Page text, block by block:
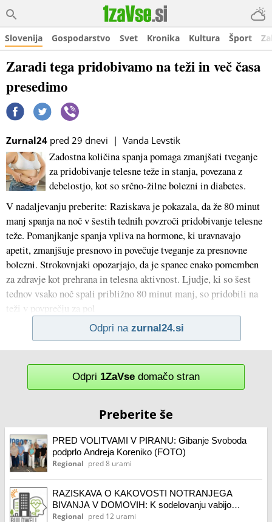
Slovenija Gospodarstvo Svet Kronika Kultura Šport
Zaradi tega pridobivamo na teži in več časa
presedimo
Zurnal24 pred 29 dnevi | Vanda Levstik
Zadostna količina spanja pomaga zmanjšati tveganje
za pridobivanje telesne teže in stanja, povezana z
debelostjo, kot so srčno-žilne bolezni in diabetes.
V nadaljevanju preberite: Raziskava je pokazala, da že 80 minut
manj spanja na noč v šestih tednih povzroči pridobivanje telesne
teže. Pomanjkanje spanja vpliva na hormone, ki uravnavajo
apetit, zmanjšuje presnovo in povečuje tveganje za presnovne
bolezni. Strokovnjaki opozarjajo, da je spanec enako pomemben
za zdravje kot prehrana in telesna aktivnost. Ljudje, ki so šest
tednov vsako noč spali približno 80 minut manj, so pridobili na
teži v povprečju za pol
Odpri na zurnal24.si
Odpri 1ZaVse domačo stran
Preberite še
PRED VOLITVAMI V PIRANU: Gibanje Svoboda
podprlo Andreja Koreniko (FOTO)
Regional pred 8 urami
RAZISKAVA O KAKOVOSTI NOTRANJEGA
BIVANJA V DOMOVIH: K sodelovanju vabijo
prebivalce obalnega območja Slovenije
Regional pred 12 urami